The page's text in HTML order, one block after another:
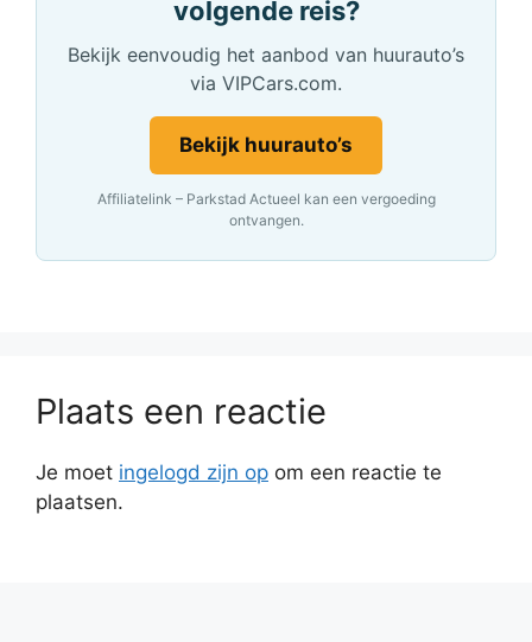
volgende reis?
Bekijk eenvoudig het aanbod van huurauto’s
via VIPCars.com.
Bekijk huurauto’s
Affiliatelink – Parkstad Actueel kan een vergoeding
ontvangen.
Plaats een reactie
Je moet ingelogd zijn op om een reactie te
plaatsen.